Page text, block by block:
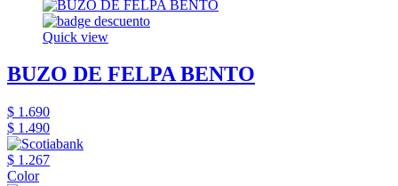
Quick view
BUZO DE FELPA BENTO
$ 1.690
$ 1.490
$ 1.267
Color